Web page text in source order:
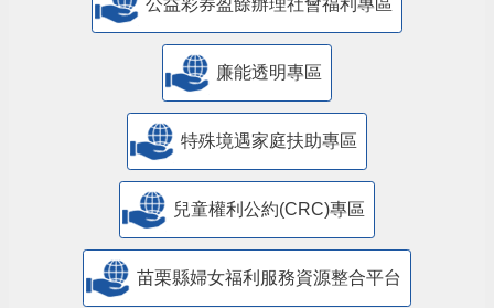
廉能透明專區
特殊境遇家庭扶助專區
兒童權利公約(CRC)專區
苗栗縣婦女福利服務資源整合平台